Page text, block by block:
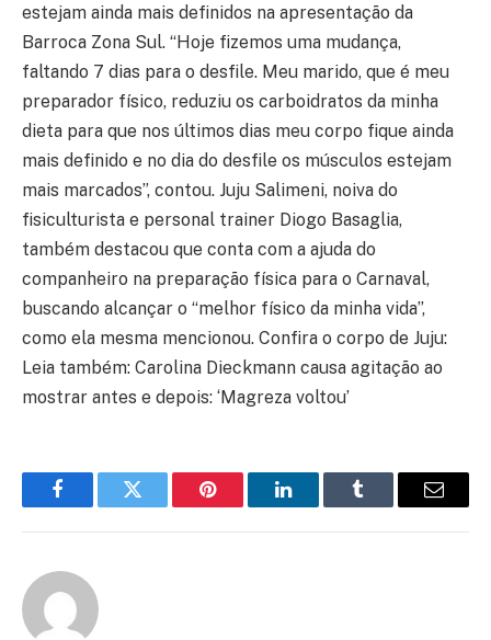
estejam ainda mais definidos na apresentação da
Barroca Zona Sul. “Hoje fizemos uma mudança,
faltando 7 dias para o desfile. Meu marido, que é meu
preparador físico, reduziu os carboidratos da minha
dieta para que nos últimos dias meu corpo fique ainda
mais definido e no dia do desfile os músculos estejam
mais marcados”, contou. Juju Salimeni, noiva do
fisiculturista e personal trainer Diogo Basaglia,
também destacou que conta com a ajuda do
companheiro na preparação física para o Carnaval,
buscando alcançar o “melhor físico da minha vida”,
como ela mesma mencionou. Confira o corpo de Juju:
Leia também: Carolina Dieckmann causa agitação ao
mostrar antes e depois: ‘Magreza voltou’
FacebookTwitter Pinterest LinkedInTumblr Email